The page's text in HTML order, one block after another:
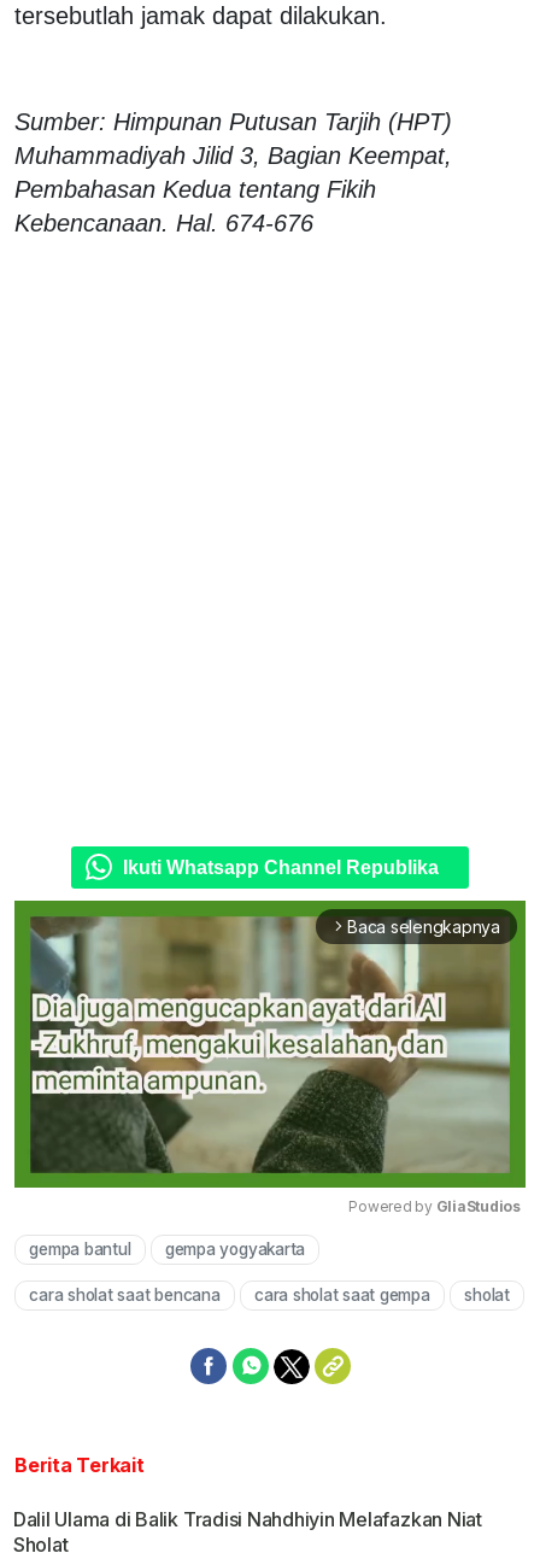
tersebutlah jamak dapat dilakukan.
Sumber: Himpunan Putusan Tarjih (HPT)
Muhammadiyah Jilid 3, Bagian Keempat,
Pembahasan Kedua tentang Fikih
Kebencanaan. Hal. 674-676
Ikuti Whatsapp Channel Republika
arrow_forward_ios Baca selengkapnya
Powered by GliaStudios
gempa bantul gempa yogyakarta
cara sholat saat bencana cara sholat saat gempa sholat
Berita Terkait
Dalil Ulama di Balik Tradisi Nahdhiyin Melafazkan Niat
Sholat